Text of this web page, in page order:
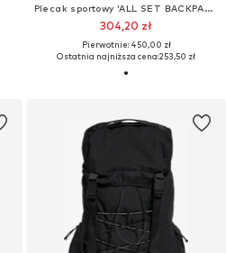
Plecak sportowy 'ALL SET BACKPACK 45L'
304,20 zł
Pierwotnie: 450,00 zł
Ostatnia najniższa cena:253,50 zł